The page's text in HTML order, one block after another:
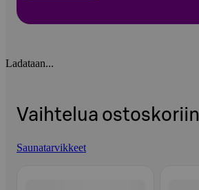
Ladataan...
Vaihtelua ostoskoriin
Saunatarvikkeet